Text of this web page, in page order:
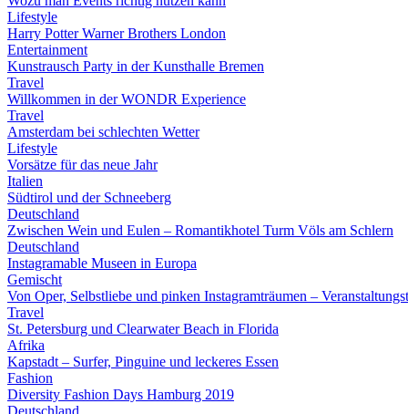
Lifestyle
Harry Potter Warner Brothers London
Entertainment
Kunstrausch Party in der Kunsthalle Bremen
Travel
Willkommen in der WONDR Experience
Travel
Amsterdam bei schlechten Wetter
Lifestyle
Vorsätze für das neue Jahr
Italien
Südtirol und der Schneeberg
Deutschland
Zwischen Wein und Eulen – Romantikhotel Turm Völs am Schlern
Deutschland
Instagramable Museen in Europa
Gemischt
Von Oper, Selbstliebe und pinken Instagramträumen –
Travel
St. Petersburg und Clearwater Beach in Florida
Afrika
Kapstadt – Surfer, Pinguine und leckeres Essen
Fashion
Diversity Fashion Days Hamburg 2019
Deutschland